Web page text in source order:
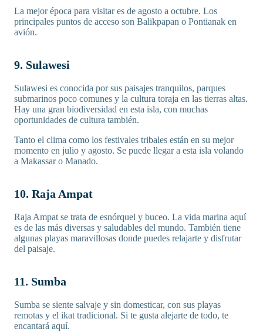
La mejor época para visitar es de agosto a octubre. Los
principales puntos de acceso son Balikpapan o Pontianak en
avión.
9. Sulawesi
Sulawesi es conocida por sus paisajes tranquilos, parques
submarinos poco comunes y la cultura toraja en las tierras altas.
Hay una gran biodiversidad en esta isla, con muchas
oportunidades de cultura también.
Tanto el clima como los festivales tribales están en su mejor
momento en julio y agosto. Se puede llegar a esta isla volando
a Makassar o Manado.
10. Raja Ampat
Raja Ampat se trata de esnórquel y buceo. La vida marina aquí
es de las más diversas y saludables del mundo. También tiene
algunas playas maravillosas donde puedes relajarte y disfrutar
del paisaje.
11. Sumba
Sumba se siente salvaje y sin domesticar, con sus playas
remotas y el ikat tradicional. Si te gusta alejarte de todo, te
encantará aquí.